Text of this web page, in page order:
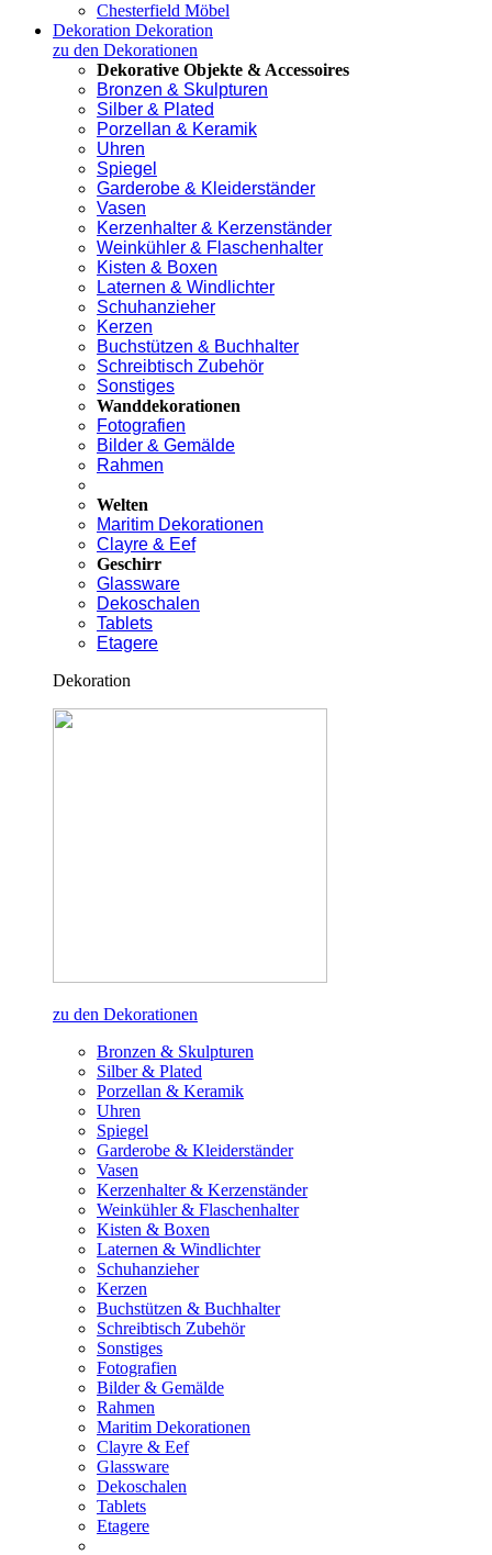
Chesterfield Möbel
Dekoration Dekoration
zu den Dekorationen
Dekorative Objekte & Accessoires
Bronzen & Skulpturen
Silber & Plated
Porzellan & Keramik
Uhren
Spiegel
Garderobe & Kleiderständer
Vasen
Kerzenhalter & Kerzenständer
Weinkühler & Flaschenhalter
Kisten & Boxen
Laternen & Windlichter
Schuhanzieher
Kerzen
Buchstützen & Buchhalter
Schreibtisch Zubehör
Sonstiges
Wanddekorationen
Fotografien
Bilder & Gemälde
Rahmen
Welten
Maritim Dekorationen
Clayre & Eef
Geschirr
Glassware
Dekoschalen
Tablets
Etagere
Dekoration
zu den Dekorationen
Bronzen & Skulpturen
Silber & Plated
Porzellan & Keramik
Uhren
Spiegel
Garderobe & Kleiderständer
Vasen
Kerzenhalter & Kerzenständer
Weinkühler & Flaschenhalter
Kisten & Boxen
Laternen & Windlichter
Schuhanzieher
Kerzen
Buchstützen & Buchhalter
Schreibtisch Zubehör
Sonstiges
Fotografien
Bilder & Gemälde
Rahmen
Maritim Dekorationen
Clayre & Eef
Glassware
Dekoschalen
Tablets
Etagere